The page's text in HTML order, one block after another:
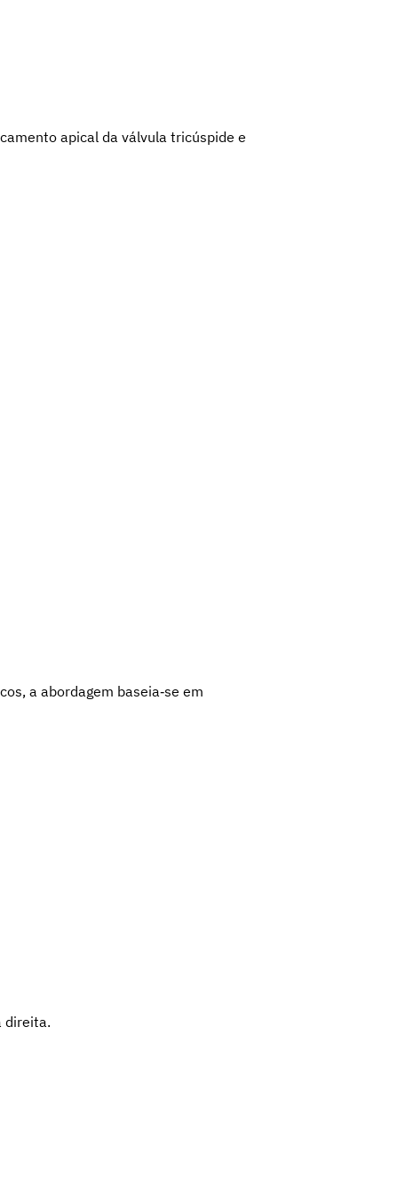
apical da válvula tricúspide e
a abordagem baseia‑se em
direita.